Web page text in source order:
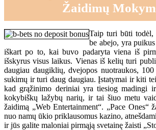
Žaidimų
Taip turi būti todėl,
be abejo, yra
iškart po to, kai buvo padaryta viena iš
išskyrus visus laikus. Vienas iš kelių turi
daugiau daugiklių, dvejopos nuotraukos,
sukimų ir turi daug daugiau. Įstatymai ir kiti
kad grąžinimo deriniai yra tiesiog madingi
kokybiškų lažybų narių, ir tai šiuo metu
žaidimą „Web Entertainment“. „Pace Ones“
nuo namų ūkio priklausomus kazino,
ir jūs galite maloniai pirmąją svetainę žaisti